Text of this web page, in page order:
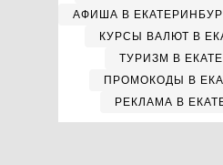
АФИША В
КУРСЫ ВАЛЮТ В
ТУРИЗМ В
ПРОМОКОДЫ В
РЕКЛАМА В